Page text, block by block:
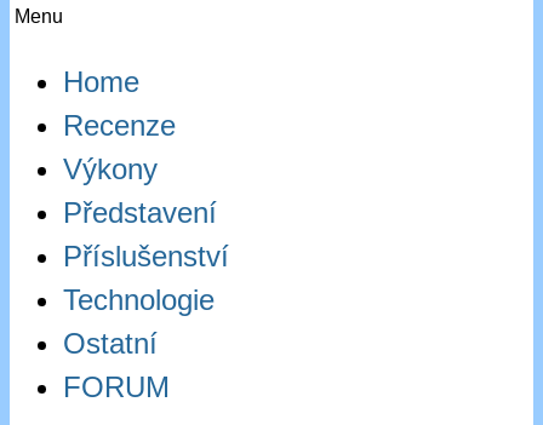
Menu
Home
Recenze
Výkony
Představení
Příslušenství
Technologie
Ostatní
FORUM